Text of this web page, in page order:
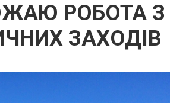
РОБОТА З
ЗАХОДІВ